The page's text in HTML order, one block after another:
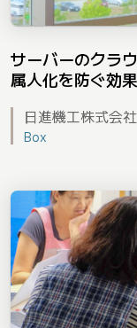
サーバーのクラ
属人化を防ぐ効果
日進機工株式会社
Box